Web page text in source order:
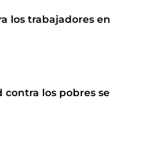
los trabajadores en
contra los pobres se